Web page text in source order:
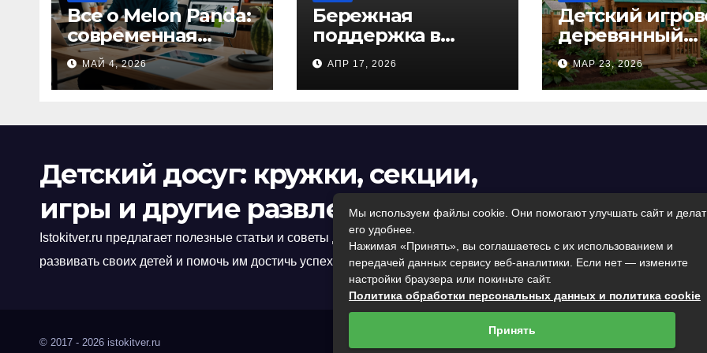
Все о Melon Panda:
современная
платформа для
творческих
профессионалов и
МАЙ 4, 2026
Бережная
поддержка в
трудный час: как
помочь близкому
справиться с
АПР 17, 2026
Детский
деревянный
домик:
пространство
самых
МАР 23, 2026
Детский досуг: кружки, секции,
игры и другие развлечения
Istokitver.ru предлагает полезные статьи и советы для родителей, которые хотят
развивать своих детей и помочь им достичь успеха в жизни
© 2017 - 2026 istokitver.ru
Мы используем файлы cookie. Они помогают улучшать сайт и
его удобнее.
Нажимая «Принять», вы соглашаетесь с их использованием и
передачей данных сервису веб-аналитики. Если нет — измените
настройки браузера или покиньте сайт.
Политика обработки персональных данных и политика cookie
Принять